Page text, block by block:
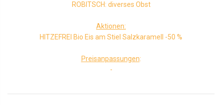
ROBITSCH: diverses Obst
Aktionen:
HITZEFREI Bio Eis am Stiel Salzkaramell -50 %
Preisanpassungen:
-